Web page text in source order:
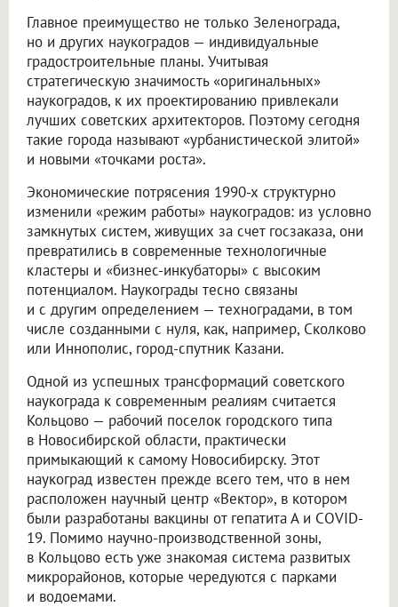
Главное преимущество не только Зеленограда,
но и других наукоградов — индивидуальные
градостроительные планы. Учитывая
стратегическую значимость «оригинальных»
наукоградов, к их проектированию привлекали
лучших советских архитекторов. Поэтому сегодня
такие города называют «урбанистической элитой»
и новыми «точками роста».
Экономические потрясения 1990-х структурно
изменили «режим работы» наукоградов: из условно
замкнутых систем, живущих за счет госзаказа, они
превратились в современные технологичные
кластеры и «бизнес-инкубаторы» с высоким
потенциалом. Наукограды тесно связаны
и с другим определением — техноградами, в том
числе созданными с нуля, как, например, Сколково
или Иннополис, город-спутник Казани.
Одной из успешных трансформаций советского
наукограда к современным реалиям считается
Кольцово — рабочий поселок городского типа
в Новосибирской области, практически
примыкающий к самому Новосибирску. Этот
наукоград известен прежде всего тем, что в нем
расположен научный центр «Вектор», в котором
были разработаны вакцины от гепатита А и COVID-
19. Помимо научно-производственной зоны,
в Кольцово есть уже знакомая система развитых
микрорайонов, которые чередуются с парками
и водоемами.